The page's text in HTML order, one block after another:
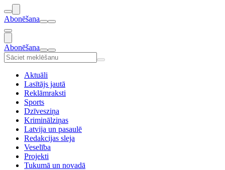
Abonēšana
Abonēšana
Aktuāli
Lasītājs jautā
Reklāmraksti
Sports
Dzīvesziņa
Kriminālziņas
Latvija un pasaulē
Redakcijas sleja
Veselība
Projekti
Tukumā un novadā